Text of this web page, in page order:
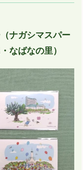
ナガシマスパー
なばなの里）